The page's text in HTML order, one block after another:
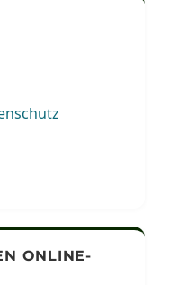
ONLINE-